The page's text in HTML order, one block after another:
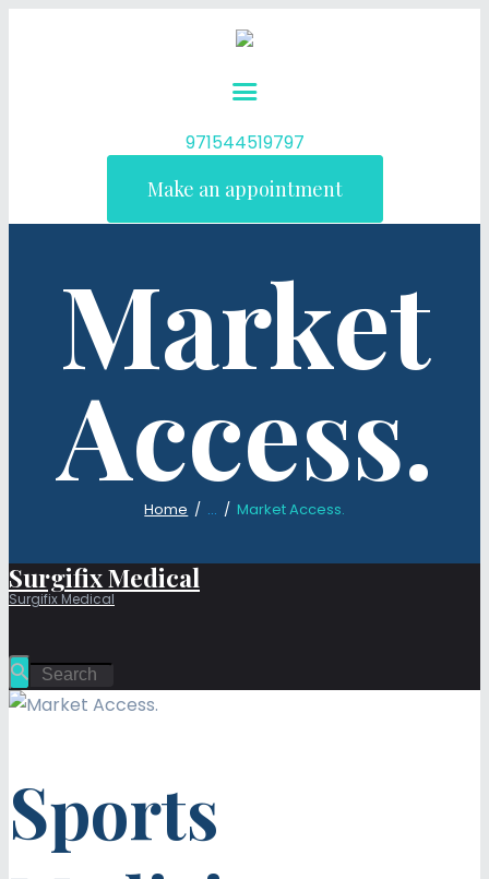
971544519797
Make an appointment
Market
Access.
Home ... Market Access.
Surgifix Medical
Surgifix Medical
Sports